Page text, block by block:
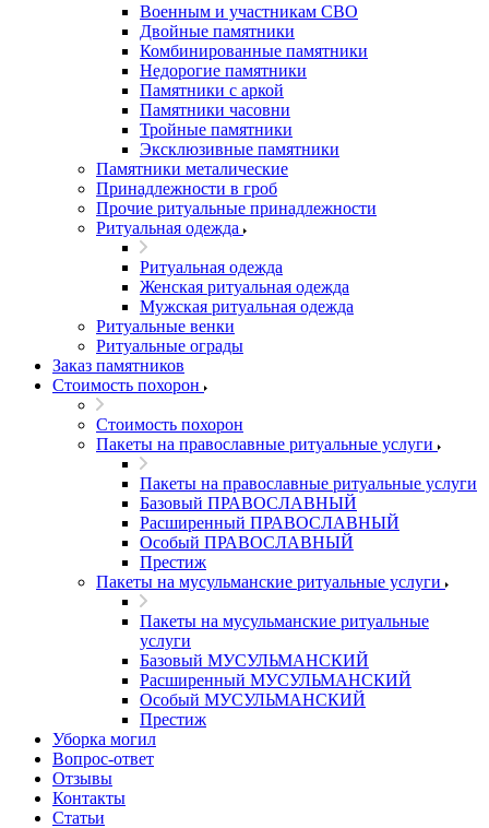
Военным и участникам СВО
Двойные памятники
Комбинированные памятники
Недорогие памятники
Памятники с аркой
Памятники часовни
Тройные памятники
Эксклюзивные памятники
Памятники металические
Принадлежности в гроб
Прочие ритуальные принадлежности
Ритуальная одежда
Ритуальная одежда
Женская ритуальная одежда
Мужская ритуальная одежда
Ритуальные венки
Ритуальные ограды
Заказ памятников
Стоимость похорон
Стоимость похорон
Пакеты на православные ритуальные услуги
Пакеты на православные ритуальные услуги
Базовый ПРАВОСЛАВНЫЙ
Расширенный ПРАВОСЛАВНЫЙ
Особый ПРАВОСЛАВНЫЙ
Престиж
Пакеты на мусульманские ритуальные услуги
Пакеты на мусульманские ритуальные
услуги
Базовый МУСУЛЬМАНСКИЙ
Расширенный МУСУЛЬМАНСКИЙ
Особый МУСУЛЬМАНСКИЙ
Престиж
Уборка могил
Вопрос-ответ
Отзывы
Контакты
Статьи